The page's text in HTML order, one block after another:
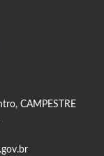
CAMPESTRE